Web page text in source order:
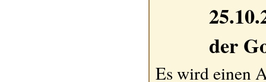
der
Es wird einen